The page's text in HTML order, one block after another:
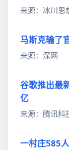
来源：冰川思
马斯克输了
来源：深网
谷歌推出最
亿
来源：腾讯科
一村庄585